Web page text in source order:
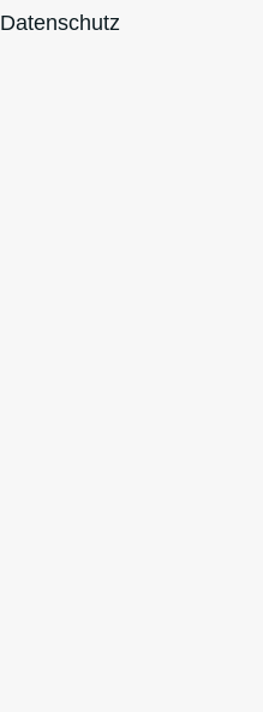
Datenschutz